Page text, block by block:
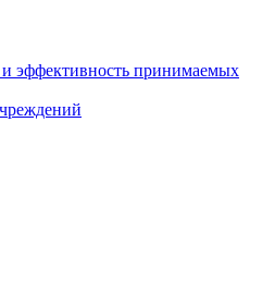
и эффективность принимаемых